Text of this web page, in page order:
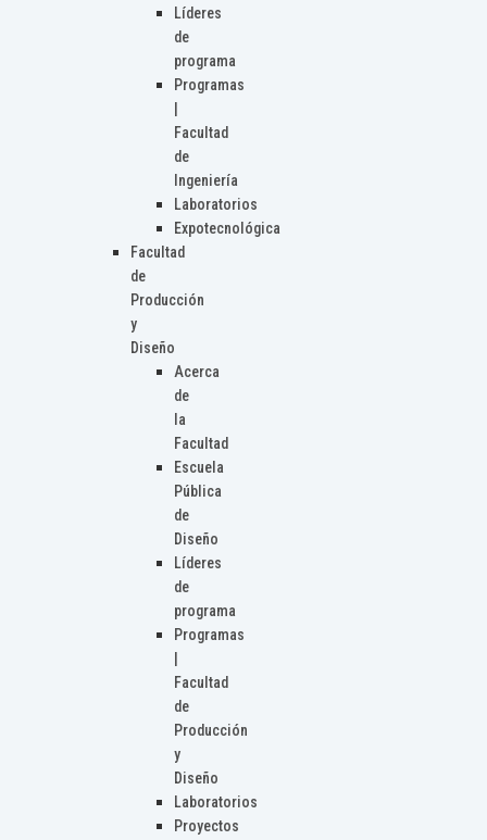
Líderes
de
programa
Programas
Facultad
de
Ingeniería
Laboratorios
Expotecnológica
Facultad
de
Producción
y
Diseño
Acerca
de
la
Facultad
Escuela
Pública
de
Diseño
Líderes
de
programa
Programas
Facultad
de
Producción
y
Diseño
Laboratorios
Proyectos